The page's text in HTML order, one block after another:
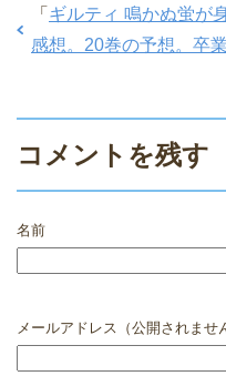
「 ギルティ 鳴かぬ蛍が
感想。20巻の予想。卒
コメントを残す
名前
メールアドレス（公開されませ